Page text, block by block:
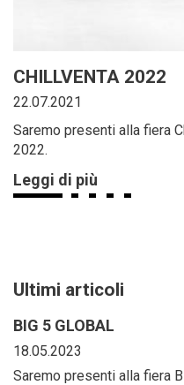
CHILLVENTA 2022
22.07.2021
Saremo presenti alla fiera
2022.
Leggi di più
Ultimi articoli
BIG 5 GLOBAL
18.05.2023
Saremo presenti alla fiera